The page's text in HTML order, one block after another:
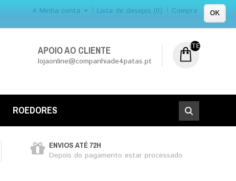
OK
A Minha conta Lista de desejos (0) Compra
APOIO AO CLIENTE
lojaonline@companhiade4patas.pt
ITEM (NS) DE
ROEDORES
ENVIOS ATÉ 72H
Depois do pagamento estar processado